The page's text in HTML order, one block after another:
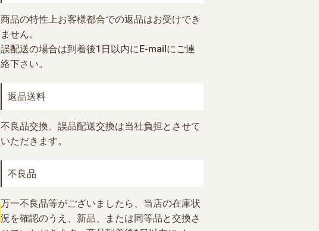
商品の特性上お客様都合での返品はお受けでき
ません。
誤配送の場合は到着後1日以内にE-mailにご連
絡下さい。
返品送料
不良品交換、誤品配送交換は当社負担とさせて
いただきます。
不良品
万一不良品等がございましたら、当店の在庫状
況を確認のうえ、新品、または同等品と交換さ